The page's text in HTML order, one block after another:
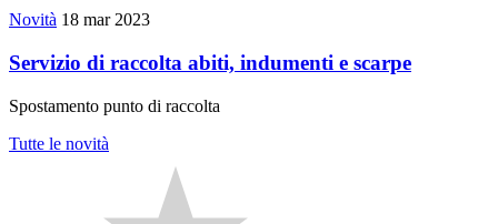
Novità 18 mar 2023
Servizio di raccolta abiti, indumenti e scarpe
Spostamento punto di raccolta
Tutte le novità